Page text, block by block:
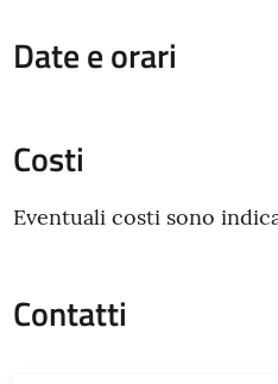
Date e orari
Costi
Eventuali costi sono
Contatti